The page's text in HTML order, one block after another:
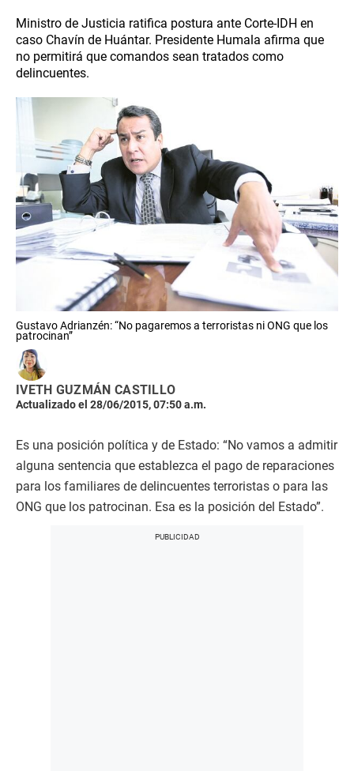
Ministro de Justicia ratifica postura ante Corte-IDH en
caso Chavín de Huántar. Presidente Humala afirma que
no permitirá que comandos sean tratados como
delincuentes.
Gustavo Adrianzén: “No pagaremos a terroristas ni ONG que los
patrocinan”
IVETH GUZMÁN CASTILLO
Actualizado el 28/06/2015, 07:50 a.m.
Es una posición política y de Estado: “No vamos a admitir
alguna sentencia que establezca el pago de reparaciones
para los familiares de delincuentes terroristas o para las
ONG que los patrocinan. Esa es la posición del Estado”.